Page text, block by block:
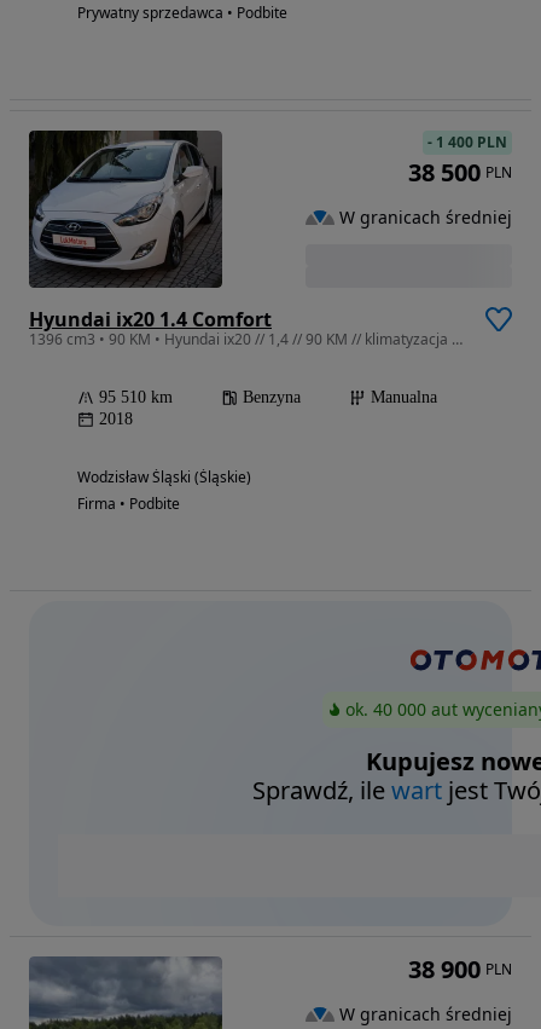
Prywatny sprzedawca • Podbite
Hyundai ix20 1.4 Comfort
1396 cm3 • 90 KM • Hyundai ix20 // 1,4 // 90 KM // klimatyzacja // podgrzewane fotele
95 510 km Benzyna
Manualna
2018
Wodzisław Śląski (Śląskie)
Firma • Podbite
- 1 400 PLN
38 500 PLN
W granicach średniej
ok. 40 000 aut
Kupujesz
Sprawdź, ilewart jest
38 900 PLN
W granicach średniej